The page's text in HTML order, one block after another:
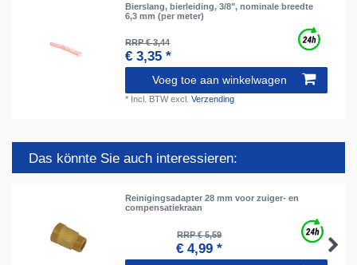
Bierslang, bierleiding, 3/8", nominale breedte
6,3 mm (per meter)
RRP € 3,44
€ 3,35 *
Voeg toe aan winkelwagen
* Incl. BTWexcl.Verzending
Das könnte Sie auch interessieren:
Reinigingsadapter 28 mm voor zuiger- en
compensatiekraan
RRP € 5,59
€ 4,99 *